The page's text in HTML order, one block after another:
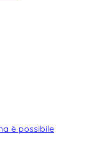
è possibile